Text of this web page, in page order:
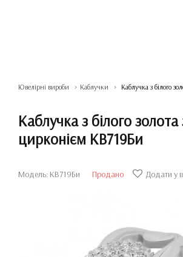
Ювелірні вироби Каблучки Каблучка з білого
Каблучка з білого золота
цирконієм КВ719Би
Модель: КВ719Би Продано Додати у